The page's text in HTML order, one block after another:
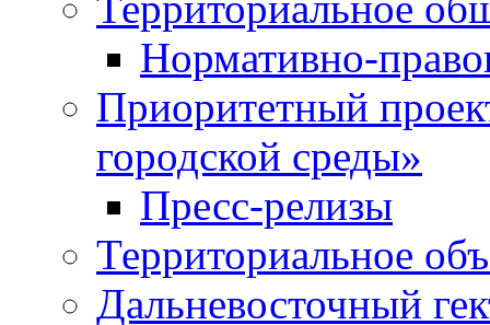
Нормативно-
Приоритетный
городской среды»
Пресс-релизы
Территориальное
Дальневосточный